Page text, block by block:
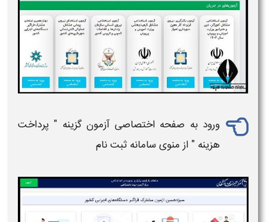
ورود به صفحه اختصاصی آزمون گزینه " پرداخت
هزینه " از منوی سامانه ثبت نام